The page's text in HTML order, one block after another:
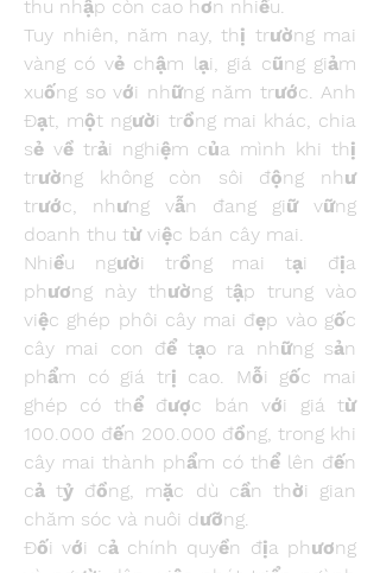
thu nhập còn cao hơn nhiều.
Tuy nhiên, năm nay, thị trường mai
vàng có vẻ chậm lại, giá cũng giảm
xuống so với những năm trước. Anh
Đạt, một người trồng mai khác, chia
sẻ về trải nghiệm của mình khi thị
trường không còn sôi động như
trước, nhưng vẫn đang giữ vững
doanh thu từ việc bán cây mai.
Nhiều người trồng mai tại địa
phương này thường tập trung vào
việc ghép phôi cây mai đẹp vào gốc
cây mai con để tạo ra những sản
phẩm có giá trị cao. Mỗi gốc mai
ghép có thể được bán với giá từ
100.000 đến 200.000 đồng, trong khi
cây mai thành phẩm có thể lên đến
cả tỷ đồng, mặc dù cần thời gian
chăm sóc và nuôi dưỡng.
Đối với cả chính quyền địa phương